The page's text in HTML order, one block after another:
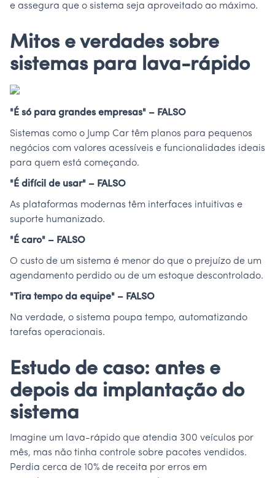
e assegura que o sistema seja aproveitado ao máximo.
Mitos e verdades sobre
sistemas para lava-rápido
"É só para grandes empresas" – FALSO
Sistemas como o Jump Car têm planos para pequenos
negócios com valores acessíveis e funcionalidades ideais
para quem está começando.
"É difícil de usar" – FALSO
As plataformas modernas têm interfaces intuitivas e
suporte humanizado.
"É caro" – FALSO
O custo de um sistema é menor do que o prejuízo de um
agendamento perdido ou de um estoque descontrolado.
"Tira tempo da equipe" – FALSO
Na verdade, o sistema poupa tempo, automatizando
tarefas operacionais.
Estudo de caso: antes e
depois da implantação do
sistema
Imagine um lava-rápido que atendia 300 veículos por
mês, mas não tinha controle sobre pacotes vendidos.
Perdia cerca de 10% de receita por erros em